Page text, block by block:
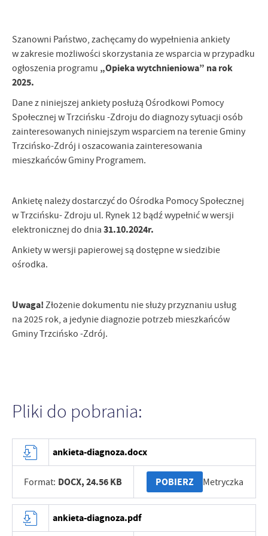
Szanowni Państwo, zachęcamy do wypełnienia ankiety
w zakresie możliwości skorzystania ze wsparcia w przypadku
ogłoszenia programu „Opieka wytchnieniowa” na rok
2025.
Dane z niniejszej ankiety posłużą Ośrodkowi Pomocy
Społecznej w Trzcińsku -Zdroju do diagnozy sytuacji osób
zainteresowanych niniejszym wsparciem na terenie Gminy
Trzcińsko-Zdrój i oszacowania zainteresowania
mieszkańców Gminy Programem.
Ankietę należy dostarczyć do Ośrodka Pomocy Społecznej
w Trzcińsku- Zdroju ul. Rynek 12 bądź wypełnić w wersji
elektronicznej do dnia 31.10.2024r.
Ankiety w wersji papierowej są dostępne w siedzibie
ośrodka.
Uwaga! Złożenie dokumentu nie służy przyznaniu usług
na 2025 rok, a jedynie diagnozie potrzeb mieszkańców
Gminy Trzcińsko -Zdrój.
Pliki do pobrania:
ankieta-diagnoza.docx
Format: DOCX,24.56 KB POBIERZ Metryczka
ankieta-diagnoza.pdf
społecznościowych.